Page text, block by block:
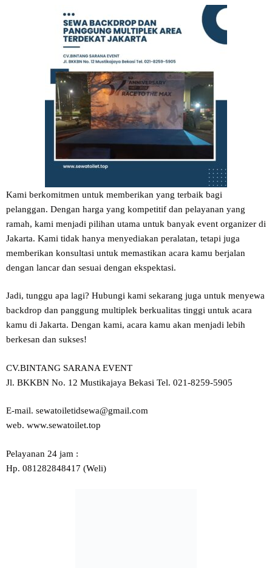
Kami berkomitmen untuk memberikan yang terbaik bagi
pelanggan. Dengan harga yang kompetitif dan pelayanan yang
ramah, kami menjadi pilihan utama untuk banyak event organizer di
Jakarta. Kami tidak hanya menyediakan peralatan, tetapi juga
memberikan konsultasi untuk memastikan acara kamu berjalan
dengan lancar dan sesuai dengan ekspektasi.
Jadi, tunggu apa lagi? Hubungi kami sekarang juga untuk menyewa
backdrop dan panggung multiplek berkualitas tinggi untuk acara
kamu di Jakarta. Dengan kami, acara kamu akan menjadi lebih
berkesan dan sukses!
CV.BINTANG SARANA EVENT
Jl. BKKBN No. 12 Mustikajaya Bekasi Tel. 021-8259-5905
E-mail. sewatoiletidsewa@gmail.com
web. www.sewatoilet.top
Pelayanan 24 jam :
Hp. 081282848417 (Weli)